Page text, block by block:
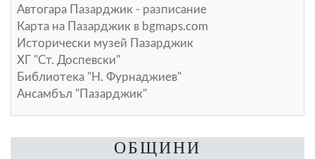
Автогара Пазарджик - разписание
Карта на Пазарджик в bgmaps.com
Исторически музей Пазарджик
ХГ "Ст. Доспевски"
Библиотека "Н. Фурнаджиев"
Ансамбъл "Пазарджик"
ОБЩИНИ